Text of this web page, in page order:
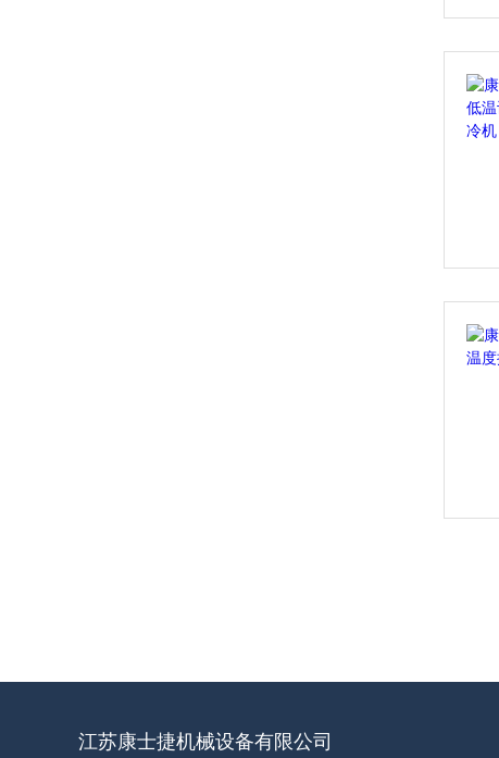
江苏康士捷机械设备有限公司